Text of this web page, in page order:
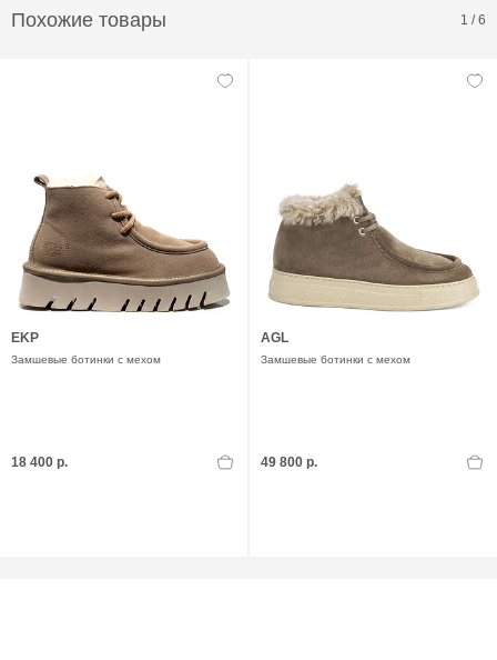
Похожие товары 1 /6
EKP
Замшевые ботинки с мехом
18 400 р.
AGL
Замшевые ботинки с мехом
49 800 р.